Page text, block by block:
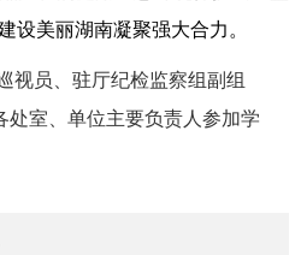
设美丽湖南凝聚强大合力。
视员、驻厅纪检监察组副组
处室、单位主要负责人参加学